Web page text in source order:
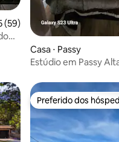
uma avaliação média de
(59)
Casa ⋅ Passy
Preferido dos
Preferido dos